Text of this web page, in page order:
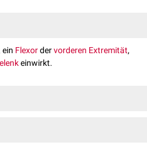
ein Flexordervorderen Extremität,
einwirkt.